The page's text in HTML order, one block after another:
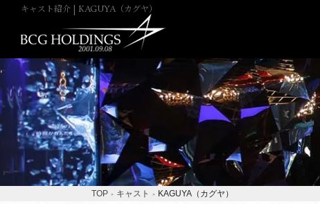
キャスト紹介 | KAGUYA（カグヤ）
TOP キャスト KAGUYA（カグヤ）